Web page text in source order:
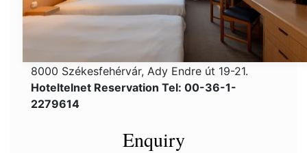
8000 Székesfehérvár, Ady Endre út 19-21.
Hoteltelnet Reservation Tel: 00-36-1-
2279614
Enquiry